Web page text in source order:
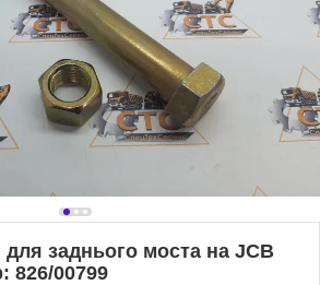
для заднього моста на JCB
826/00799